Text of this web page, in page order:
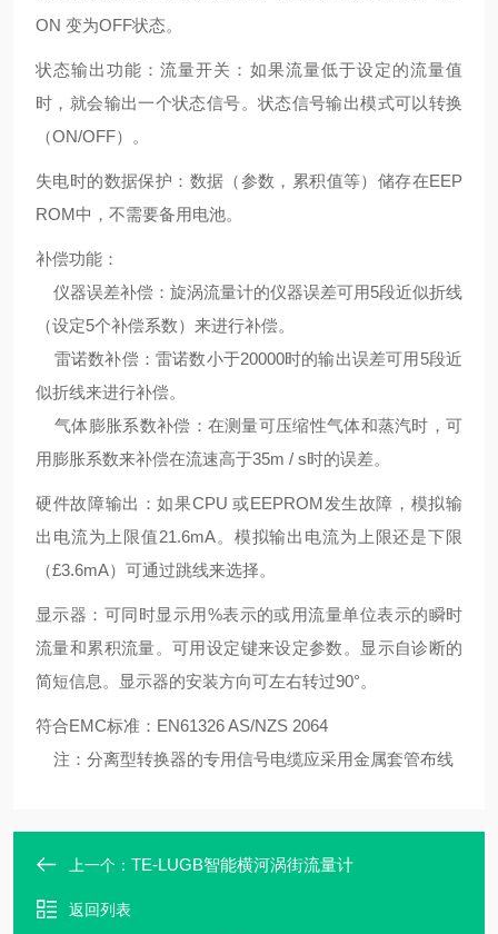
ON 变为OFF状态。
状态输出功能：流量开关：如果流量低于设定的流量值
时，就会输出一个状态信号。状态信号输出模式可以转换
（ON/OFF）。
失电时的数据保护：数据（参数，累积值等）储存在EEP
ROM中，不需要备用电池。
补偿功能：
仪器误差补偿：旋涡流量计的仪器误差可用5段近似折线
（设定5个补偿系数）来进行补偿。
雷诺数补偿：雷诺数小于20000时的输出误差可用5段近
似折线来进行补偿。
气体膨胀系数补偿：在测量可压缩性气体和蒸汽时，可
用膨胀系数来补偿在流速高于35m / s时的误差。
硬件故障输出：如果CPU 或EEPROM发生故障，模拟输
出电流为上限值21.6mA。模拟输出电流为上限还是下限
（£3.6mA）可通过跳线来选择。
显示器：可同时显示用%表示的或用流量单位表示的瞬时
流量和累积流量。可用设定键来设定参数。显示自诊断的
简短信息。显示器的安装方向可左右转过90°。
符合EMC标准：EN61326 AS/NZS 2064
注：分离型转换器的专用信号电缆应采用金属套管布线
上一个： TE-LUGB智能横河涡街流量计
返回列表